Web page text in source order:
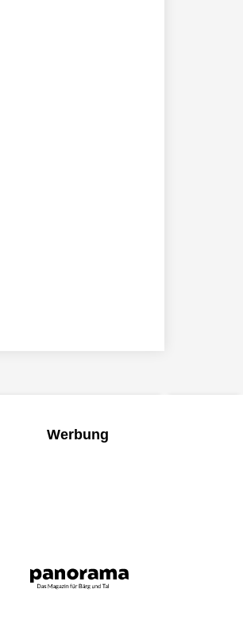
Werbung